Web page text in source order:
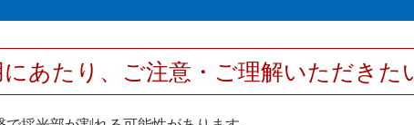
にあたり、ご注意・ご理解いただきた